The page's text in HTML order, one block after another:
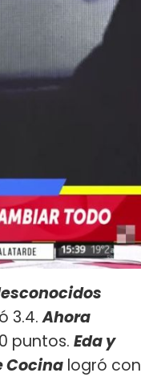
3.4.Ahora
puntos. Eda y
Cocina logró con